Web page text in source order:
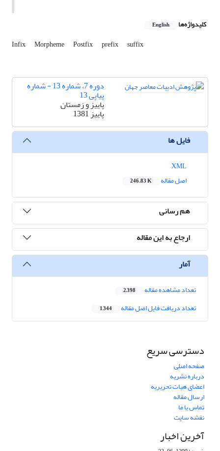
کلیدواژه‌ها English
Infix Morpheme Postfix prefix suffix
دوره 7، شماره 13 - شماره
پیاپی 13
پاییز و زمستان
پاییز 1381
فایل ها
اصل مقاله
246.83 K
هم رسانی
ارجاع به این مقاله
آمار
تعداد مشاهده مقاله 2,398
تعداد دریافت فایل اصل مقاله 1,344
دسترسی سریع
صفحه اصلی
درباره نشریه
اعضای هیات تحریریه
ارسال مقاله
تماس با ما
نقشه سایت
آخرین اخبار